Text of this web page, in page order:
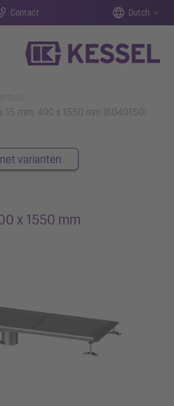
Contact Dutch
15 mm, 400 x 1550 mm (6040150)
varianten
x 1550 mm